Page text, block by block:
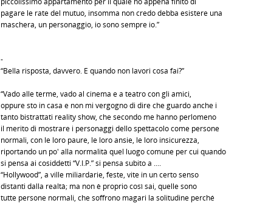
pagare le rate del mutuo, insomma non credo debba esistere una
maschera, un personaggio, io sono sempre io.”
-
“Bella risposta, davvero. E quando non lavori cosa fai?”
“Vado alle terme, vado al cinema e a teatro con gli amici,
oppure sto in casa e non mi vergogno di dire che guardo anche i
tanto bistrattati reality show, che secondo me hanno perlomeno
il merito di mostrare i personaggi dello spettacolo come persone
normali, con le loro paure, le loro ansie, le loro insicurezza,
riportando un po' alla normalità quel luogo comune per cui quando
si pensa ai cosiddetti “V.I.P.” si pensa subito a ....
“Hollywood”, a ville miliardarie, feste, vite in un certo senso
distanti dalla realtà; ma non è proprio così sai, quelle sono
tutte persone normali, che soffrono magari la solitudine perché